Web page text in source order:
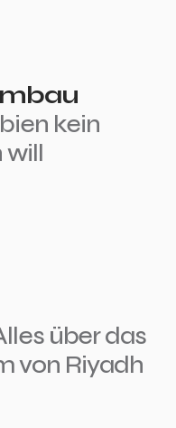
kein
will
über das
von Riyadh